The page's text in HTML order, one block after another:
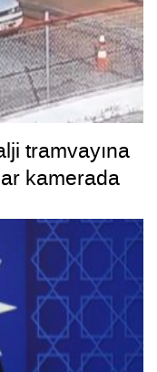
tramvayına
kamerada